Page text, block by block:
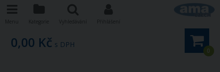
0
0,00 Kč s DPH
Menu Kategorie Vyhledávání Přihlášení